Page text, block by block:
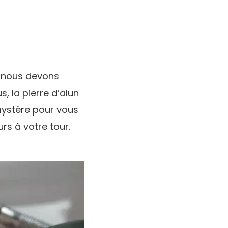
devons
la pierre d’alun
pour vous
à votre tour.